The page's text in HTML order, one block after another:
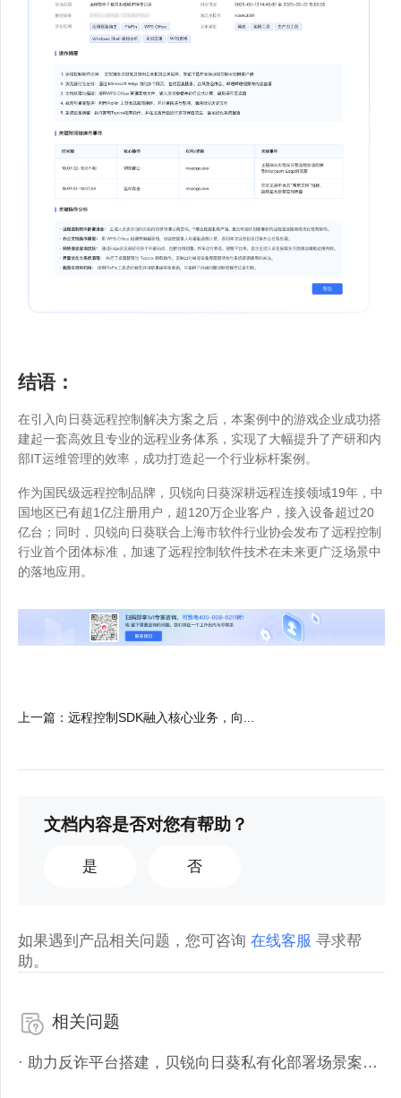
结语：
在引入向日葵远程控制解决方案之后，本案例中的游戏企业成功搭
建起一套高效且专业的远程业务体系，实现了大幅提升了产研和内
部IT运维管理的效率，成功打造起一个行业标杆案例。
作为国民级远程控制品牌，贝锐向日葵深耕远程连接领域19年，中
国地区已有超1亿注册用户，超120万企业客户，接入设备超过20
亿台；同时，贝锐向日葵联合上海市软件行业协会发布了远程控制
行业首个团体标准，加速了远程控制软件技术在未来更广泛场景中
的落地应用。
上一篇 ：远程控制SDK融入核心业务，向...
文档内容是否对您有帮助？
是 否
如果遇到产品相关问题，您可咨询在线客服 寻求帮
助。
相关问题
· 助力反诈平台搭建，贝锐向日葵私有化部署场景案例解析